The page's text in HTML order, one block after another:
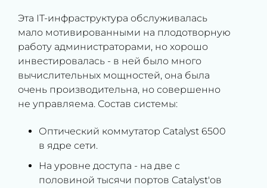
Эта IT-инфраструктура обслуживалась
мало мотивированными на плодотворную
работу администраторами, но хорошо
инвестировалась - в ней было много
вычислительных мощностей, она была
очень производительна, но совершенно
не управляема. Состав системы:
Оптический коммутатор Catalyst 6500
в ядре сети.
На уровне доступа - на две с
половиной тысячи портов Catalyst'ов